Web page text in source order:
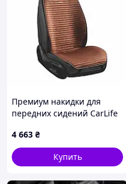
Премиум накидки для
передних сидений CarLife
4 663 ₴
Купить